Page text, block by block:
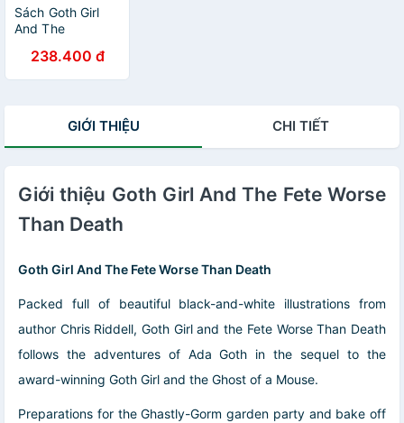
Sách Goth Girl
And The
238.400 đ
GIỚI THIỆU CHI TIẾT
Giới thiệu Goth Girl And The Fete Worse
Than Death
Goth Girl And The Fete Worse Than Death
Packed full of beautiful black-and-white illustrations from
author Chris Riddell, Goth Girl and the Fete Worse Than Death
follows the adventures of Ada Goth in the sequel to the
award-winning Goth Girl and the Ghost of a Mouse.
Preparations for the Ghastly-Gorm garden party and bake off